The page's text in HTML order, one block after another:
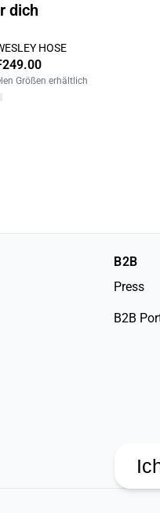
dich
HOSE
Größen erhältlich
B2B
Press
B2B